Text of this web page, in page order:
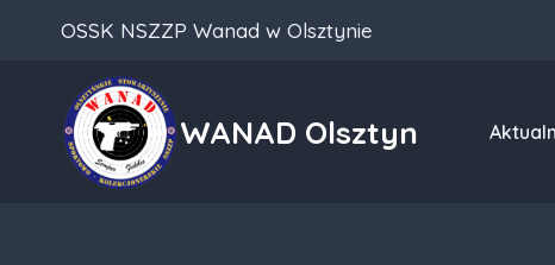
OSSK NSZZP Wanad w Olsztynie
WANAD Olsztyn